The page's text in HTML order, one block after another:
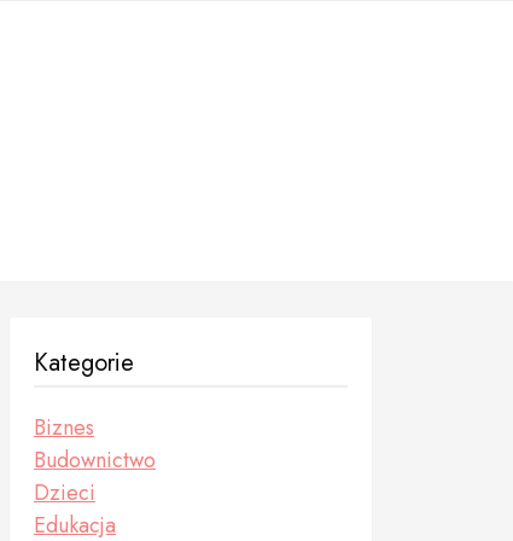
Kategorie
Biznes
Budownictwo
Dzieci
Edukacja